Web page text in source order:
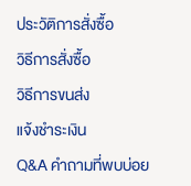
ประวัติการสั่งซื้อ
วิธีการสั่งซื้อ
วิธีการขนส่ง
แจ้งชำระเงิน
Q&A คำถามที่พบบ่อย